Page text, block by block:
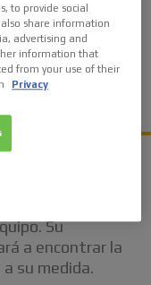
la newsletter
DE SU
los
integrarse y
con un solo
Su
a encontrar la
su medida.
to provide social
share information
advertising and
information that
from your use of their
Privacy